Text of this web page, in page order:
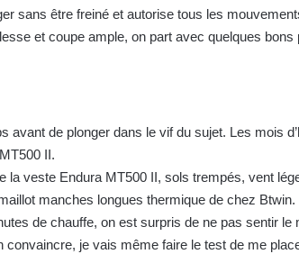
sans être freiné et autorise tous les
et coupe ample, on part avec quelques bons
avant de plonger dans le vif du sujet. Les mois
II.
la veste Endura MT500 II, sols trempés, vent
manches longues thermique de chez Btwin.
de chauffe, on est surpris de ne pas sentir le
convaincre, je vais même faire le test de me